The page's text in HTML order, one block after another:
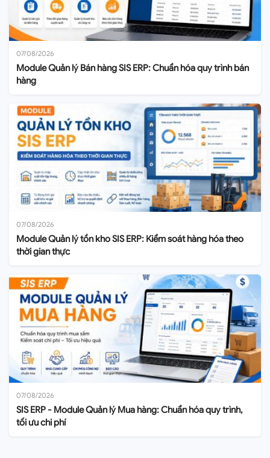
07/08/2026
Module Quản lý Bán hàng SIS ERP: Chuẩn hóa quy trình bán
hàng
07/08/2026
Module Quản lý tồn kho SIS ERP: Kiểm soát hàng hóa theo
thời gian thực
07/08/2026
SIS ERP - Module Quản lý Mua hàng: Chuẩn hóa quy trình,
tối ưu chi phí